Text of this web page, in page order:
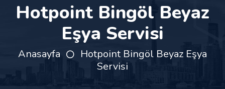
Hotpoint Bingöl Beyaz
Eşya Servisi
Anasayfa
Hotpoint Bingöl Beyaz Eşya
Servisi